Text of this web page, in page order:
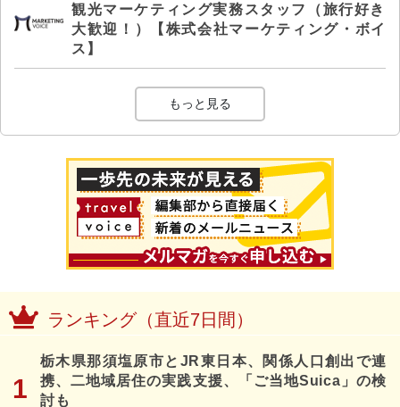
観光マーケティング実務スタッフ（旅行好き
大歓迎！）【株式会社マーケティング・ボイ
ス】
もっと見る
ランキング（直近7日間）
栃木県那須塩原市とJR東日本、関係人口創出で連
携、二地域居住の実践支援、「ご当地Suica」の検
討も